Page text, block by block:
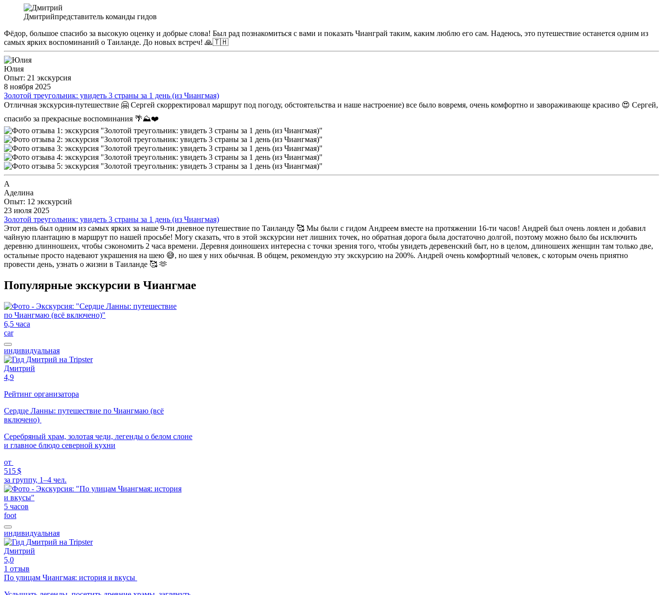
Дмитрийпредставитель команды гидов
Фёдор, большое спасибо за высокую оценку и добрые слова! Был рад познакомиться с вами и показать Чианграй таким, каким люблю его сам. Надеюсь, это путешествие останется одним из
самых ярких воспоминаний о Таиланде. До новых встреч! 🙏🇹🇭
Юлия
Опыт: 21 экскурсия
8 ноября 2025
Золотой треугольник: увидеть 3 страны за 1 день (из Чиангмая)
Отличная экскурсия-путешествие 🤗 Сергей скорректировал маршрут под погоду, обстоятельства и наше настроение) все было вовремя, очень комфортно и завораживающе красиво 😍 Сергей,
спасибо за прекрасные воспоминания 🌴⛰️❤️
А
Аделина
Опыт: 12 экскурсий
23 июля 2025
Золотой треугольник: увидеть 3 страны за 1 день (из Чиангмая)
Этот день был одним из самых ярких за наше 9-ти дневное путешествие по Таиланду 🥰 Мы были с гидом Андреем вместе на протяжении 16-ти часов! Андрей был очень лоялен и добавил
чайную плантацию в маршрут по нашей просьбе! Могу сказать, что в этой экскурсии нет лишних точек, но обратная дорога была достаточно долгой, поэтому можно было бы исключить
деревню длинношеих, чтобы сэкономить 2 часа времени. Деревня доиношеих интересна с точки зрения того, чтобы увидеть деревенский быт, но в целом, длиношеих женщин там только две,
остальные просто надевают украшения на шею 😅, но шея у них обычная. В общем, рекомендую эту экскурсию на 200%. Андрей очень комфортный человек, с которым очень приятно
провести день, узнать о жизни в Таиланде 🥰 🫶
Популярные экскурсии в Чиангмае
6,5 часа
car
индивидуальная
Дмитрий
4,9
Рейтинг организатора
Сердце Ланны: путешествие по Чиангмаю (всё
включено)
Серебряный храм, золотая чеди, легенды о белом слоне
и главное блюдо северной кухни
от
515 $
за группу, 1–4 чел.
5 часов
foot
индивидуальная
Дмитрий
5,0
1 отзыв
По улицам Чиангмая: история и вкусы